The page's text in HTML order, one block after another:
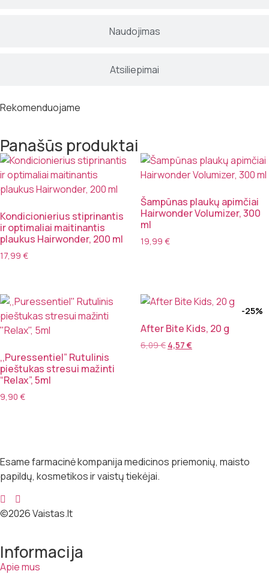
Naudojimas
Atsiliepimai
Rekomenduojame
Panašūs produktai
Kondicionierius stiprinantis
ir optimaliai maitinantis
plaukus Hairwonder, 200 ml
17,99 €
Šampūnas plaukų apimčiai
Hairwonder Volumizer, 300
ml
19,99 €
,,Puressentiel” Rutulinis
pieštukas stresui mažinti
“Relax”, 5ml
9,90 €
-25%
After Bite Kids, 20 g
6,09€ 4,57 €
Esame farmacinė kompanija medicinos priemonių, maisto
papildų, kosmetikos ir vaistų tiekėjai.
©2026 Vaistas.lt
Informacija
Apie mus